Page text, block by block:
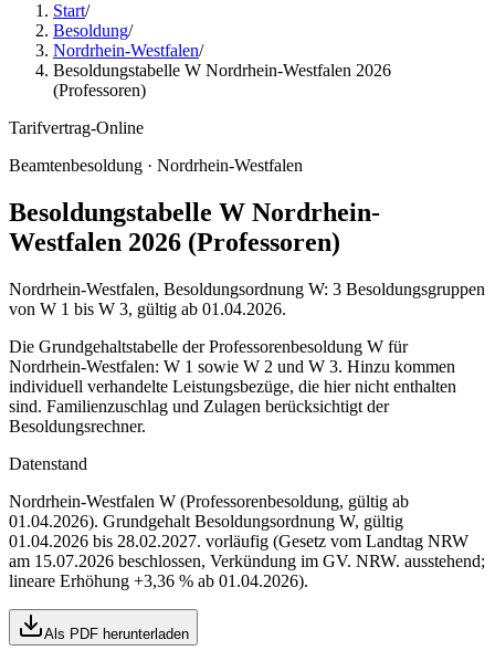
Start/
Besoldung/
Nordrhein-Westfalen/
Besoldungstabelle W Nordrhein-Westfalen 2026
(Professoren)
Tarifvertrag-Online
Beamtenbesoldung · Nordrhein-Westfalen
Besoldungstabelle W Nordrhein-
Westfalen 2026 (Professoren)
Nordrhein-Westfalen, Besoldungsordnung W: 3 Besoldungsgruppen
von W 1 bis W 3, gültig ab 01.04.2026.
Die Grundgehaltstabelle der Professorenbesoldung W für
Nordrhein-Westfalen: W 1 sowie W 2 und W 3. Hinzu kommen
individuell verhandelte Leistungsbezüge, die hier nicht enthalten
sind. Familienzuschlag und Zulagen berücksichtigt der
Besoldungsrechner.
Datenstand
Nordrhein-Westfalen W (Professorenbesoldung, gültig ab
01.04.2026). Grundgehalt Besoldungsordnung W, gültig
01.04.2026 bis 28.02.2027. vorläufig (Gesetz vom Landtag NRW
am 15.07.2026 beschlossen, Verkündung im GV. NRW. ausstehend;
lineare Erhöhung +3,36 % ab 01.04.2026).
Als PDF herunterladen